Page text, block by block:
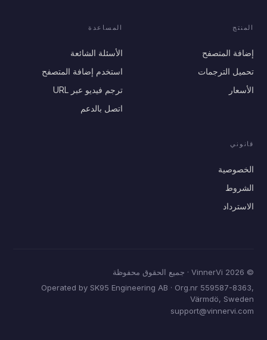
المنتج
إضافة المتصفح
تحميل الترجمات
الأسعار
المساعدة
الأسئلة الشائعة
استخدم إضافة المتصفح
ترجم فيديو عبر URL
اتصل بالدعم
قانوني
الخصوصية
الشروط
الاسترداد
© 2026 VinnerVi · جميع الحقوق محفوظة
Operated by SK95 Engineering AB · Org.nr 559587-8363,
Värmdö, Sweden
support@vinnervi.com